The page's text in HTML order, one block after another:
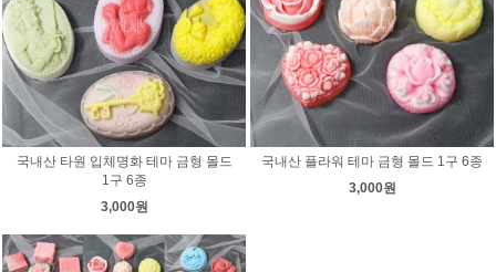
국내산 타원 입체명화 테마 금형 몰드
1구 6종
3,000원
국내산 플라워 테마 금형 몰드 1구 6종
3,000원